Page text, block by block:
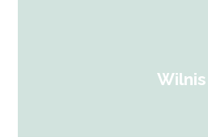
Wilnis